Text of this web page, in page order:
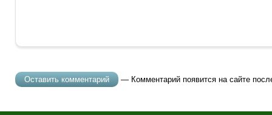
— Комментарий появится на сайте